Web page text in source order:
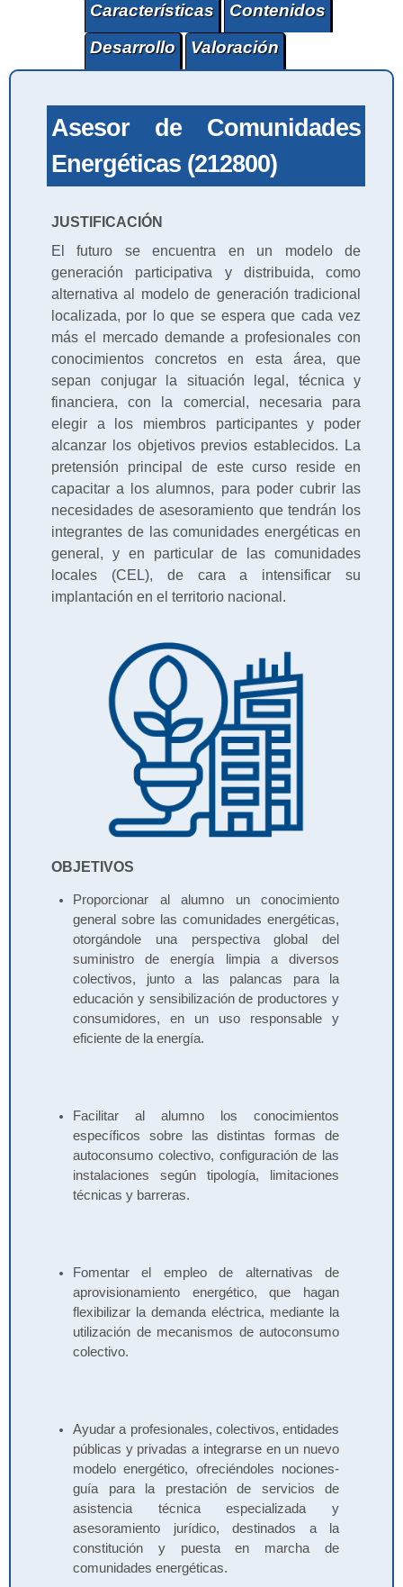
Características
Contenidos
Desarrollo
Valoración
Asesor de Comunidades
Energéticas (212800)
JUSTIFICACIÓN
El futuro se encuentra en un modelo de
generación participativa y distribuida, como
alternativa al modelo de generación tradicional
localizada, por lo que se espera que cada vez
más el mercado demande a profesionales con
conocimientos concretos en esta área, que
sepan conjugar la situación legal, técnica y
financiera, con la comercial, necesaria para
elegir a los miembros participantes y poder
alcanzar los objetivos previos establecidos. La
pretensión principal de este curso reside en
capacitar a los alumnos, para poder cubrir las
necesidades de asesoramiento que tendrán los
integrantes de las comunidades energéticas en
general, y en particular de las comunidades
locales (CEL), de cara a intensificar su
implantación en el territorio nacional.
OBJETIVOS
Proporcionar al alumno un conocimiento
general sobre las comunidades energéticas,
otorgándole una perspectiva global del
suministro de energía limpia a diversos
colectivos, junto a las palancas para la
educación y sensibilización de productores y
consumidores, en un uso responsable y
eficiente de la energía.
Facilitar al alumno los conocimientos
específicos sobre las distintas formas de
autoconsumo colectivo, configuración de las
instalaciones según tipología, limitaciones
técnicas y barreras.
Fomentar el empleo de alternativas de
aprovisionamiento energético, que hagan
flexibilizar la demanda eléctrica, mediante la
utilización de mecanismos de autoconsumo
colectivo.
Ayudar a profesionales, colectivos, entidades
públicas y privadas a integrarse en un nuevo
modelo energético, ofreciéndoles nociones-
guía para la prestación de servicios de
asistencia técnica especializada y
asesoramiento jurídico, destinados a la
constitución y puesta en marcha de
comunidades energéticas.